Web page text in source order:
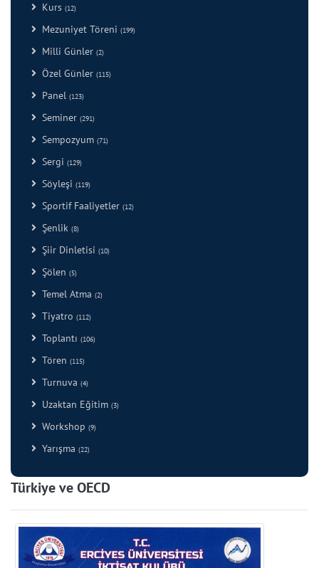
Kurs (12)
Mezuniyet Töreni (199)
Milli Günler (2)
Özel Günler (115)
Panel (123)
Seminer (291)
Sempozyum (71)
Sergi (129)
Söyleşi (119)
Sportif Faaliyetler (12)
Şenlik (8)
Şiir Dinletisi (10)
Şölen (5)
Temel Atma (2)
Tiyatro (112)
Toplantı (106)
Tören (115)
Turnuva (4)
Uzaktan Eğitim (3)
Workshop (9)
Yarışma (22)
Türkiye ve OECD